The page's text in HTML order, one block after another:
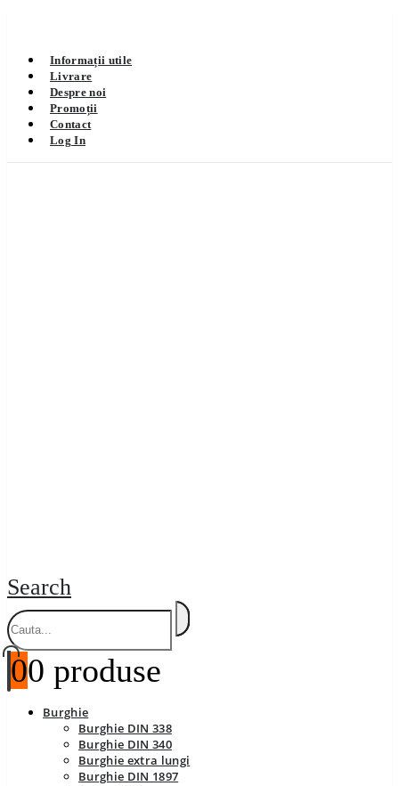
Informații utile
Livrare
Despre noi
Promoții
Contact
Log In
Search
00 produse
Burghie
Burghie DIN 338
Burghie DIN 340
Burghie extra lungi
Burghie DIN 1897